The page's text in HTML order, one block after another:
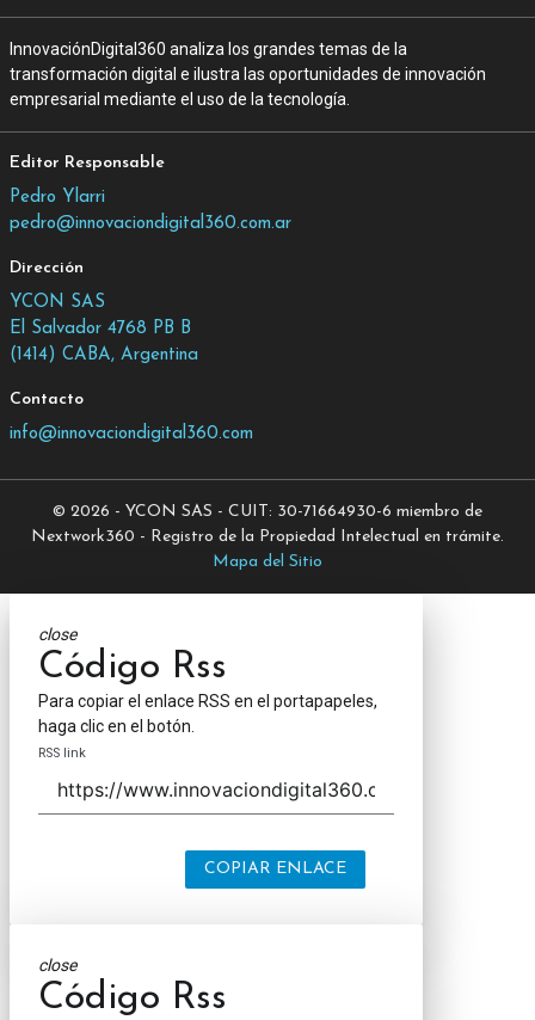
InnovaciónDigital360 analiza los grandes temas de la
transformación digital e ilustra las oportunidades de innovación
empresarial mediante el uso de la tecnología.
Editor Responsable
Pedro Ylarri
pedro@innovaciondigital360.com.ar
Dirección
YCON SAS
El Salvador 4768 PB B
(1414) CABA, Argentina
Contacto
info@innovaciondigital360.com
© 2026 - YCON SAS - CUIT: 30-71664930-6 miembro de
Nextwork360 - Registro de la Propiedad Intelectual en trámite.
Mapa del Sitio
close
Código Rss
Para copiar el enlace RSS en el portapapeles,
haga clic en el botón.
RSS link
COPIAR ENLACE
close
Código Rss